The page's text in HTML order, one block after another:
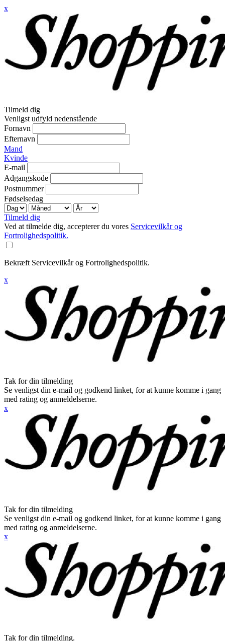
x
Tilmeld dig
Venligst udfyld nedenstående
Fornavn
Efternavn
Mand
Kvinde
E-mail
Adgangskode
Postnummer
Fødselsedag
Tilmeld dig
Ved at tilmelde dig, accepterer du vores Servicevilkår og
Fortrolighedspolitik.
Bekræft Servicevilkår og Fortrolighedspolitik.
x
Tak for din tilmelding
Se venligst din e-mail og godkend linket, for at kunne komme i gang
med rating og anmeldelserne.
x
Tak for din tilmelding
Se venligst din e-mail og godkend linket, for at kunne komme i gang
med rating og anmeldelserne.
x
Tak for din tilmelding.